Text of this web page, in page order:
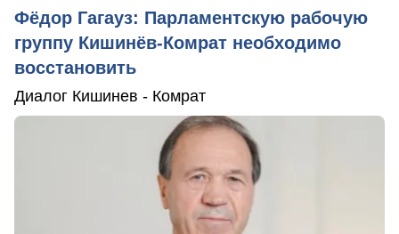
Фёдор Гагауз: Парламентскую рабочую
группу Кишинёв-Комрат необходимо
восстановить
Диалог Кишинев - Комрат